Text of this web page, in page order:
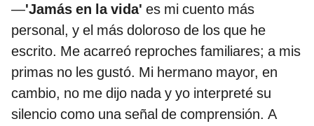
—'Jamás en la vida' es mi cuento más
personal, y el más doloroso de los que he
escrito. Me acarreó reproches familiares; a mis
primas no les gustó. Mi hermano mayor, en
cambio, no me dijo nada y yo interpreté su
silencio como una señal de comprensión. A